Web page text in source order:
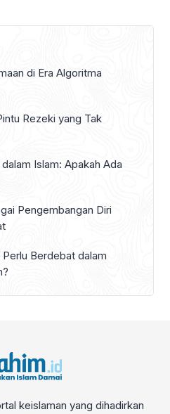
di Era Algoritma
Rezeki yang Tak
Islam: Apakah Ada
Pengembangan Diri
Berdebat dalam
keislaman yang dihadirkan